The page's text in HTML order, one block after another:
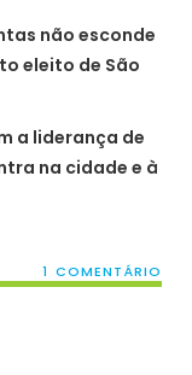
não esconde
eleito de São
a liderança de
na cidade e à
1 COMENTÁRIO